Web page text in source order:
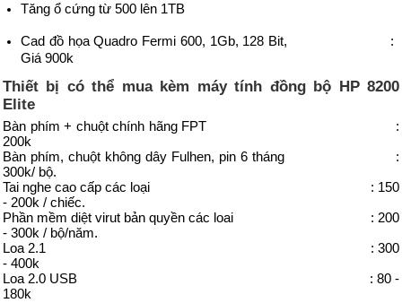
Tăng ổ cứng từ 500 lên 1TB
Cad đồ họa Quadro Fermi 600, 1Gb, 128 Bit, :
Giá 900k
Thiết bị có thể mua kèm máy tính đồng bộ HP8200
Elite
Bàn phím + chuột chính hãng FPT :
200k
Bàn phím, chuột không dây Fulhen, pin 6 tháng :
300k/ bộ.
Tai nghe cao cấp các loại : 150
- 200k / chiếc.
Phần mềm diệt virut bản quyền các loai : 200
- 300k / bộ/năm.
Loa 2.1 : 300
- 400k
Loa 2.0 USB : 80 -
180k